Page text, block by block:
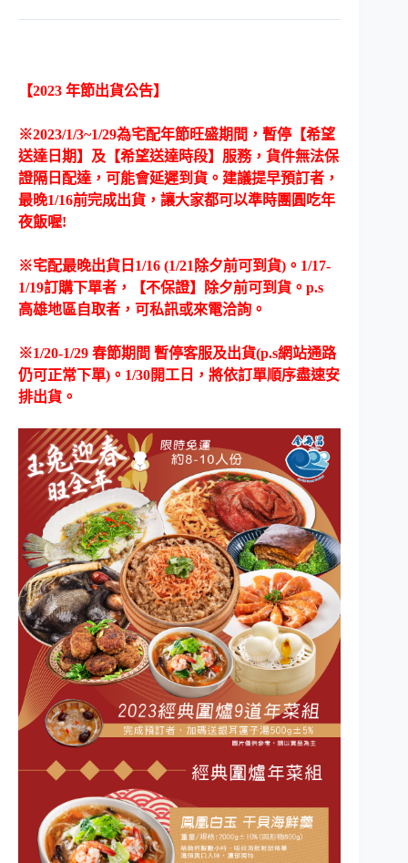
【2023 年節出貨公告】
※2023/1/3~1/29為宅配年節旺盛期間，暫停【希望
送達日期】及【希望送達時段】服務，貨件無法保
證隔日配達， 可能會延遲到貨。建議提早預訂者，
最晚1/16前完成出貨，讓大家都可以準時團圓吃年
夜飯喔!
※宅配最晚出貨日1/16 (1/21除夕前可到貨)。1/17-
1/19訂購下單者，【不保證】除夕前可到貨。 p.s
高雄地區自取者，可私訊或來電洽詢。
※1/20-1/29 春節期間 暫停客服及出貨(p.s網站通路
仍可正常下單)。1/30開工日，將依訂單順序盡速安
排出貨。